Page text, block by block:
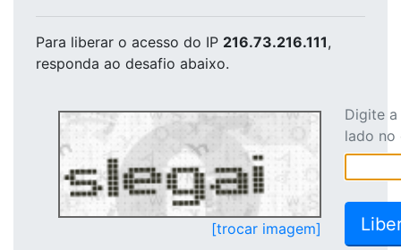
Para liberar o acesso do IP 216.73.216.111,
responda ao desafio abaixo.
[trocar imagem]
Digite
lado no